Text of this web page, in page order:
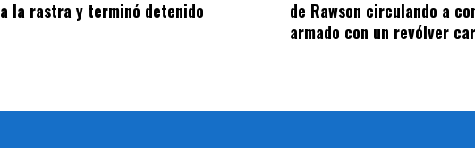
a la rastra y terminó detenido
de Rawson circulando a
armado con un revólver